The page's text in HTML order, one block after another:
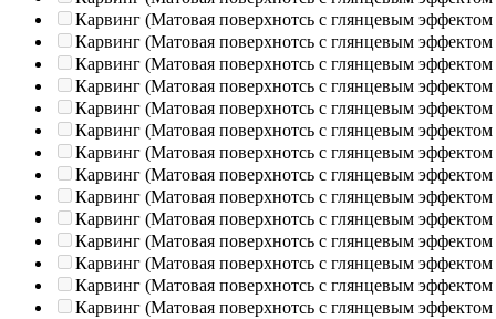
Карвинг (Матовая поверхнотсь с глянцевым эффектом
Карвинг (Матовая поверхнотсь с глянцевым эффектом
Карвинг (Матовая поверхнотсь с глянцевым эффектом
Карвинг (Матовая поверхнотсь с глянцевым эффектом
Карвинг (Матовая поверхнотсь с глянцевым эффектом
Карвинг (Матовая поверхнотсь с глянцевым эффектом
Карвинг (Матовая поверхнотсь с глянцевым эффектом
Карвинг (Матовая поверхнотсь с глянцевым эффектом
Карвинг (Матовая поверхнотсь с глянцевым эффектом
Карвинг (Матовая поверхнотсь с глянцевым эффектом
Карвинг (Матовая поверхнотсь с глянцевым эффектом
Карвинг (Матовая поверхнотсь с глянцевым эффектом
Карвинг (Матовая поверхнотсь с глянцевым эффектом
Карвинг (Матовая поверхнотсь с глянцевым эффектом